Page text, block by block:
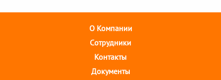
О Компании
Cотрудники
Контакты
Документы